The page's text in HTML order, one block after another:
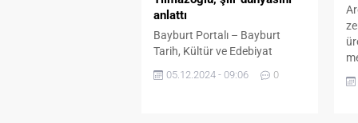
anlattı
Bayburt Portalı – Bayburt
Tarih, Kültür ve Edebiyat
olarak gerçekleştirilen kültür
05.12.2024 - 09:06 0